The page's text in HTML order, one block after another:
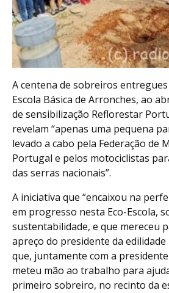
A centena de sobreiros entregues
Escola Básica de Arronches, ao
de sensibilização Reflorestar
revelam “apenas uma pequena
levado a cabo pela Federação de
Portugal e pelos motociclistas
das serras nacionais”.
A iniciativa que “encaixou na
em progresso nesta Eco-Escola,
sustentabilidade, e que mereceu
apreço do presidente da edilidade
que, juntamente com a
meteu mão ao trabalho para
primeiro sobreiro, no recinto da